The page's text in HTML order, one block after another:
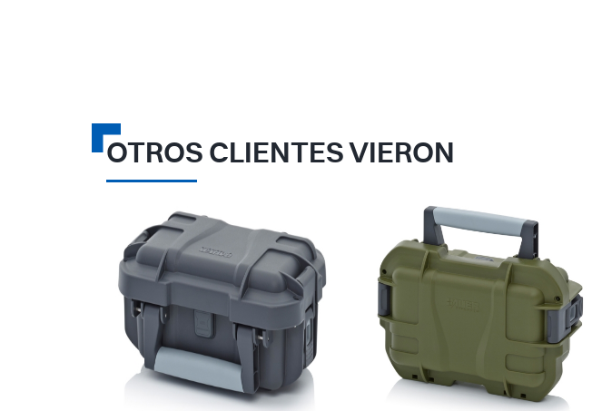
OTROS CLIENTES VIERON